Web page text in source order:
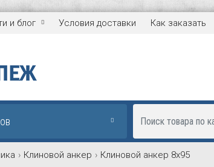
и блог Условия доставки Как заказать
Клиновой анкер Клиновой анкер 8х95